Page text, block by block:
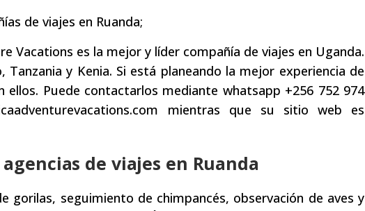
de viajes en Ruanda;
Vacations es la mejor y líder compañía de viajes en Uganda.
Tanzania y Kenia. Si está planeando la mejor experiencia de
ellos. Puede contactarlos mediante whatsapp +256 752 974
mientras que su sitio web es
de viajes en Ruanda
gorilas, seguimiento de chimpancés, observación de aves y